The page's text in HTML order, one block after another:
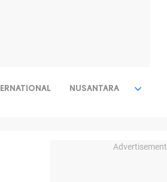
NUSANTARA
Advertisement